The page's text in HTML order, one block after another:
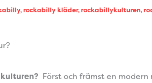
,rockabilly kläder,rockabillykulturen,
Först och främst en modern